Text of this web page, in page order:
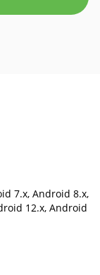
7.x, Android 8.x,
12.x, Android